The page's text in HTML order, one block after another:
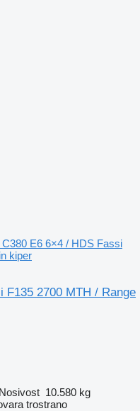
C380 E6 6×4 / HDS Fassi
kiper
F135 2700 MTH / Range
Nosivost 10.580 kg
trostrano